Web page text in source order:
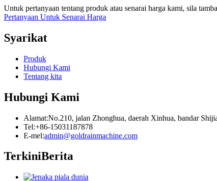
Untuk pertanyaan tentang produk atau senarai harga kami, sila
Pertanyaan Untuk Senarai Harga
Syarikat
Produk
Hubungi Kami
Tentang kita
Hubungi Kami
Alamat:No.210, jalan Zhonghua, daerah Xinhua, bandar
Tel:+86-15031187878
E-mel:admin@goldrainmachine.com
TerkiniBerita